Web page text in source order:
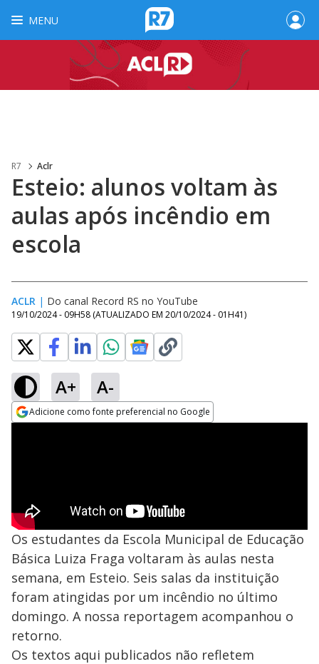
MENU
R7 Aclr
Esteio: alunos voltam às
aulas após incêndio em
escola
ACLR | Do canal Record RS no YouTube
19/10/2024 - 09H58 (ATUALIZADO EM 20/10/2024 - 01H41)
A+ A-
Adicione como fonte preferencial no Google
Os estudantes da Escola Municipal de Educação
Básica Luiza Fraga voltaram às aulas nesta
semana, em Esteio. Seis salas da instituição
foram atingidas por um incêndio no último
domingo. A nossa reportagem acompanhou o
retorno.
Os textos aqui publicados não refletem